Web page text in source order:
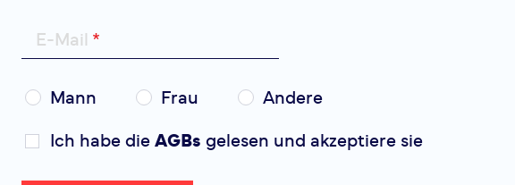
E-Mail
Mann Frau Andere
Ich habe die AGBs gelesen und akzeptiere sie